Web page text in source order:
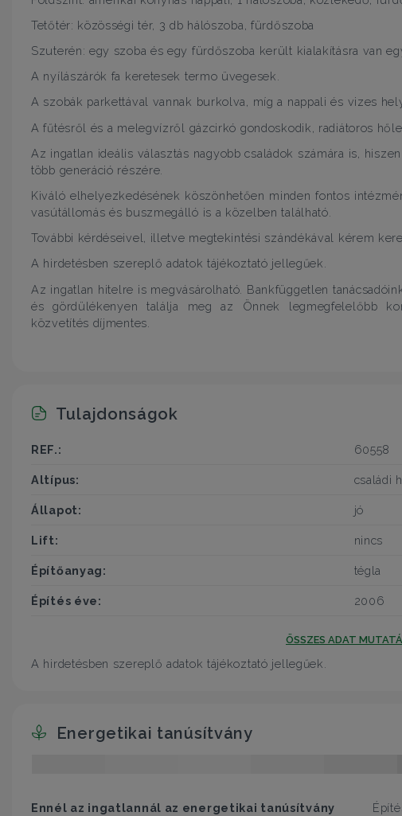
Tetőtér: közösségi tér, 3 db hálószoba, fürdőszoba
Szuterén: egy szoba és egy fürdőszoba került kialakításra van
A nyílászárók fa keretesek termo üvegesek.
A szobák parkettával vannak burkolva, míg a nappali és vizes
A fűtésről és a melegvízről gázcirkó gondoskodik, radiátoros
Az ingatlan ideális választás nagyobb családok számára is,
több generáció részére.
Kiváló elhelyezkedésének köszönhetően minden fontos
vasútállomás és buszmegálló is a közelben található.
További kérdéseivel, illetve megtekintési szándékával kérem
A hirdetésben szereplő adatok tájékoztató jellegűek.
Az ingatlan hitelre is megvásárolható. Bankfüggetlen
és gördülékenyen találja meg az Önnek legmegfelelőbb
közvetítés díjmentes.
Tulajdonságok
REF.: 60558
Altípus: családi
Állapot: jó
Lift: nincs
Építőanyag: tégla
Építés éve: 2006
ÖSSZES ADAT
A hirdetésben szereplő adatok tájékoztató jellegűek.
Energetikai tanúsítvány
Ennél az ingatlannál az energetikai tanúsítvány